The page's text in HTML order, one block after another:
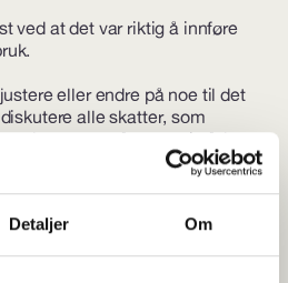
Detaljer Om
ved at det var riktig å innføre
eller endre på noe til det
alle skatter, som
også normprisrådet,